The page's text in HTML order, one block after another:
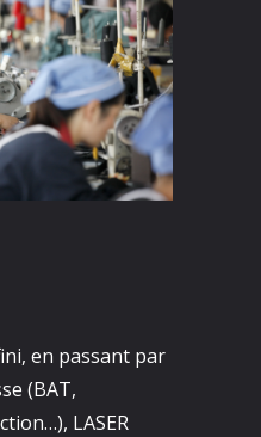
en passant par
(BAT,
LASER